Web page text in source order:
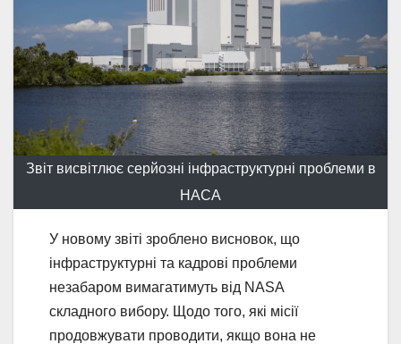
Звіт висвітлює серйозні інфраструктурні проблеми в
НАСА
У новому звіті зроблено висновок, що
інфраструктурні та кадрові проблеми
незабаром вимагатимуть від NASA
складного вибору. Щодо того, які місії
продовжувати проводити, якщо вона не